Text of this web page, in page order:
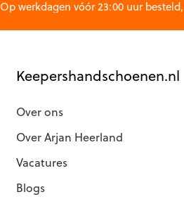
Op werkdagen vóór 23:00 uur
Keepershandschoenen.nl
Over ons
Over Arjan Heerland
Vacatures
Blogs